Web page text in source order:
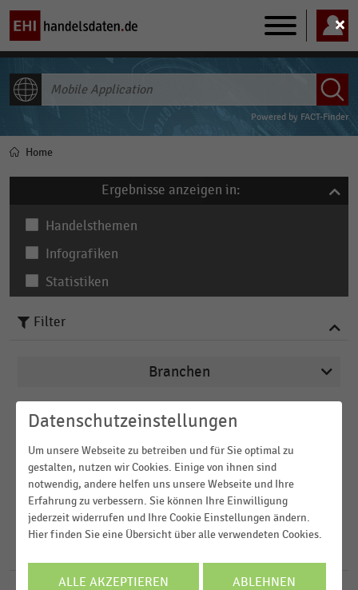
Main
navigation
Powered by FACT-Finder
Pfadnavigation
Home
Ergebnisse anzeigen in:
Handelsthemen
Infografiken
Statistiken
Filter
Branchen
Arbeitsmarkt
Deutschsprachiger Einzelhandel
E-Commerce
Einkaufsverhalten
M-Commerce
MEHR ANZEIGEN
Veröffentlichungsdatum
2026
2025
2023
2021
2020
Region
Deutschland
FILTER ZURÜCKSETZEN
Datenschutzeinstellungen
Um unsere Webseite zu betreiben und für Sie optimal zu
gestalten, nutzen wir Cookies. Einige von ihnen sind
notwendig, andere helfen uns unsere Webseite und Ihre
Erfahrung zu verbessern. Sie können Ihre Einwilligung
jederzeit widerrufen und Ihre Cookie Einstellungen ändern.
Hier finden Sie eine Übersicht über alle verwendeten Cookies.
ALLE AKZEPTIEREN ABLEHNEN